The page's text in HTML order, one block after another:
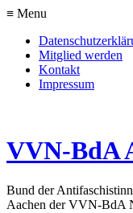
≡ Menu
Mitglied werden
Kontakt
Impressum
VVN-BdA
Bund der
Aachen der VVN-BdA